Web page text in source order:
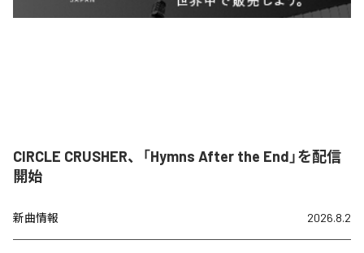
CIRCLE CRUSHER、「Hymns After the End」を配信
開始
新曲情報 2026.8.2